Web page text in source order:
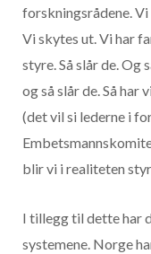
forskningsrådene.
Vi skytes ut. Vi har
styre. Så slår de.
og så slår de. Så
(det vil si lederne i
blir vi i realiteten
I tillegg til dette har
systemene. Norge